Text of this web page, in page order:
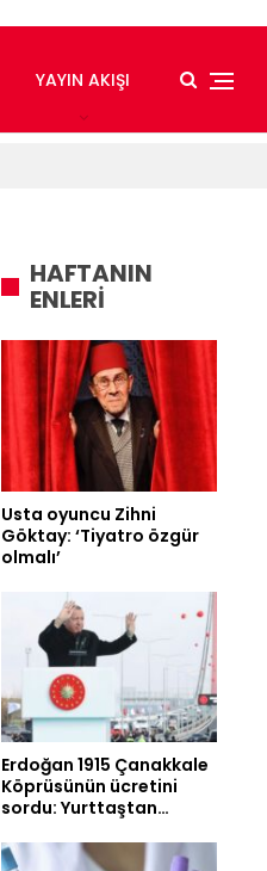
YAYIN AKIŞI
HAFTANIN
ENLERİ
Usta oyuncu Zihni
Göktay: ‘Tiyatro özgür
olmalı’
Erdoğan 1915 Çanakkale
Köprüsünün ücretini
sordu: Yurttaştan…